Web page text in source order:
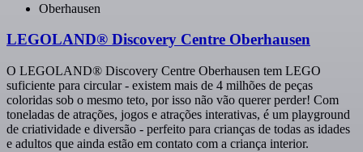
Oberhausen
LEGOLAND® Discovery Centre Oberhausen
O LEGOLAND® Discovery Centre Oberhausen tem LEGO
suficiente para circular - existem mais de 4 milhões de peças
coloridas sob o mesmo teto, por isso não vão querer perder! Com
toneladas de atrações, jogos e atrações interativas, é um playground
de criatividade e diversão - perfeito para crianças de todas as idades
e adultos que ainda estão em contato com a criança interior.